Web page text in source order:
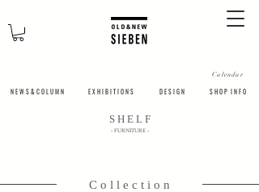
N E W S & C O L U M N
Calendar
​E X H I B I T I O N S D E S I G N S H O P I N F O
​S H E L F
​- FURNITURE -
C o l l e c t i o n